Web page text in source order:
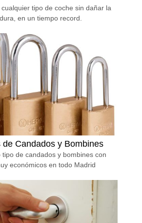
tipo de coche sin dañar la
en un tiempo record.
de Candados y Bombines
tipo de candados y bombines con
económicos en todo Madrid